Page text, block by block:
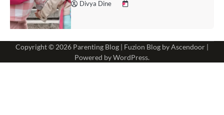
Divya Dine
Copyright © 2026 Parenting Blog | Fuzion Blog byAscendoor |
Powered byWordPress.